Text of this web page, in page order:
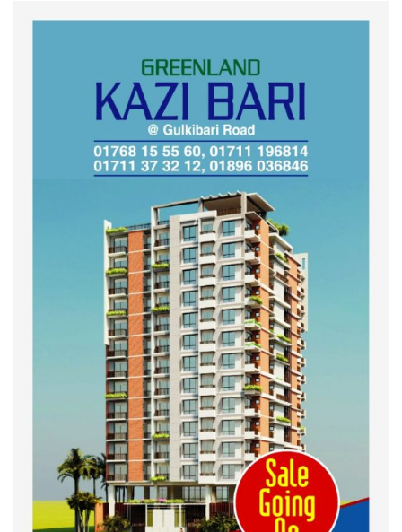
অনুষ্ঠিত
কুড়িগ্রাম কৃষি বিশ্ববিদ্যালয়ের স্থায়ী
ক্যাম্পাস নির্মাণে ইউজিসির সমন্বয়
সভা অনুষ্ঠিত
শহীদদের অসম্পূর্ণ মিশন সম্পন্ন করে
তবেই আমরা তৃপ্তিভোজন করব-
মুফতি আলী হাসান উসামা
দেশ গড়তে জুলাই জাগরণ’ কর্মসূচির
অংশ হিসেবে এনসিপির জুলাই
পথসভসায়- নাসীরুদ্দীন পাটওয়ারী
ইসলামী ব্যাংক বাংলাদেশ পিলএলসি
ময়মনসিংহ শাখার গ্রাহক সমাবেশ
২০২৪ এর গণঅভ্যুত্থানের শহিদের
কবর জিয়ারত ও দোয়া করলেন
ময়মনসিংহ মহানগর জামায়াত